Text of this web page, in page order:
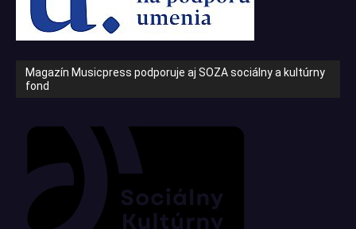
Magazín Musicpress podporuje aj SOZA sociálny a kultúrny
fond